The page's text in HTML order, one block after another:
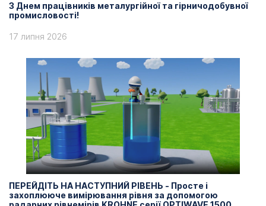
З Днем працівників металургійної та гірничодобувної
промисловості!
17 липня 2026
ПЕРЕЙДІТЬ НА НАСТУПНИЙ РІВЕНЬ - Просте і
захоплююче вимірювання рівня за допомогою